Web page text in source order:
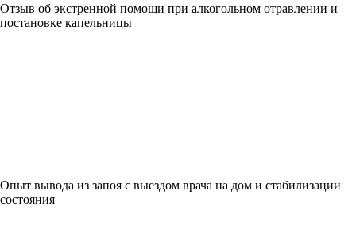
Отзыв об экстренной помощи при алкогольном отравлении и
постановке капельницы
Опыт вывода из запоя с выездом врача на дом и стабилизации
состояния